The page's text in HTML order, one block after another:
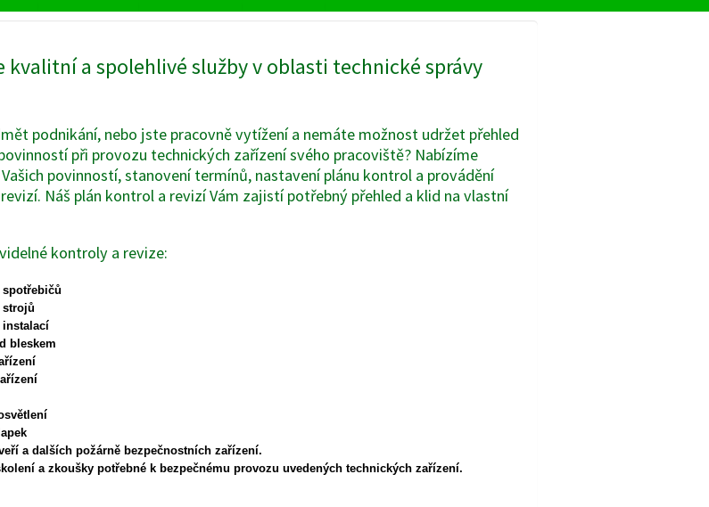
kvalitní a spolehlivé služby v oblasti technické správy
podnikání, nebo jste pracovně vytížení a nemáte možnost udržet přehled
při provozu technických zařízení svého pracoviště? Nabízíme
povinností, stanovení termínů, nastavení plánu kontrol a provádění
Náš plán kontrol a revizí Vám zajistí potřebný přehled a klid na vlastní
kontroly a revize:
strojů
instalací
bleskem
a dalších požárně bezpečnostních zařízení.
a zkoušky potřebné k bezpečnému provozu uvedených technických zařízení.